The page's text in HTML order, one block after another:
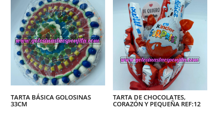
1,00€
hasta
5,00€
TARTA BÁSICA GOLOSINAS
33CM
TARTA DE CHOCOLATES,
CORAZÓN Y PEQUEÑA REF:12